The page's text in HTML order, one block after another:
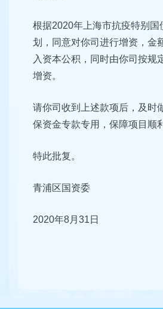
根据2020年上海市抗疫特别国
划，同意对你司进行增资，金
入资本公积，同时由你司按规
增资。
请你司收到上述款项后，及时
保资金专款专用，保障项目顺
特此批复。
青浦区国资委
2020年8月31日